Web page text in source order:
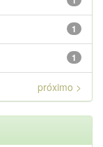
1
1
próximo >